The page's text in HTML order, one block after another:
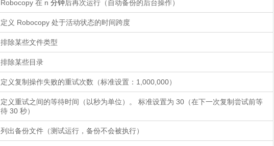
Robocopy 在 n 分钟后再次运行（自动备份的后台操作）
定义 Robocopy 处于活动状态的时间跨度
排除某些文件类型
排除某些目录
定义复制操作失败的重试次数（标准设置：1,000,000）
定义重试之间的等待时间（以秒为单位）。 标准设置为 30（在下一次复制尝试前等
待 30 秒）
列出备份文件（测试运行，备份不会被执行）